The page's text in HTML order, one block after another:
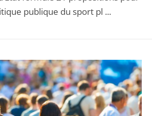
publique du sport pl ...